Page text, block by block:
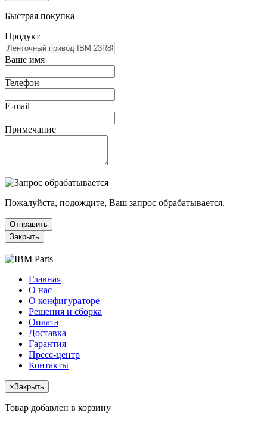
Быстрая покупка
Продукт
Ваше имя
Телефон
E-mail
Примечание
Пожалуйста, подождите, Ваш запрос обрабатывается.
Отправить
Закрыть
Главная
О нас
О конфигураторе
Решения и сборка
Оплата
Доставка
Гарантия
Пресс-центр
Контакты
×Закрыть
Товар добавлен в корзину